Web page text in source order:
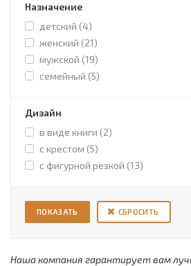
Назначение
детский (4)
женский (21)
мужской (19)
семейный (5)
Дизайн
в виде книги (2)
с крестом (5)
с фигурной резкой (13)
СБРОСИТЬ
Наша компания гарантирует вам